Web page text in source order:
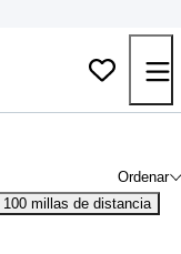
Ordenar
100 millas de distancia